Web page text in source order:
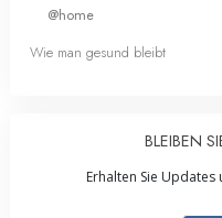
@home
Wie man gesund bleibt
BLEIBEN
Erhalten Sie